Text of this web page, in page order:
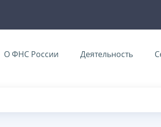
О ФНС России Деятельность